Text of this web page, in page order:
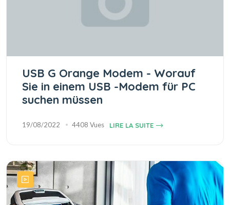
USB G Orange Modem - Worauf
Sie in einem USB -Modem für PC
suchen müssen
19/08/2022 4408 Vues LIRE LA SUITE